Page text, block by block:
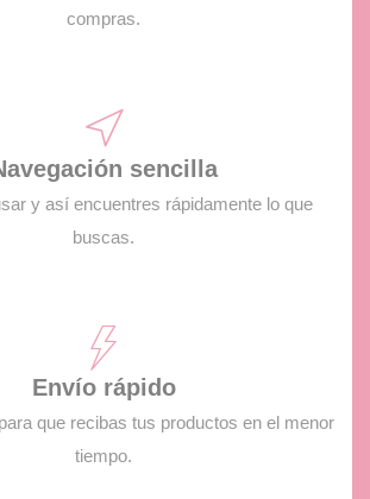
compras.
sencilla
y así encuentres rápidamente lo que
buscas.
Envío rápido
que recibas tus productos en el menor
tiempo.